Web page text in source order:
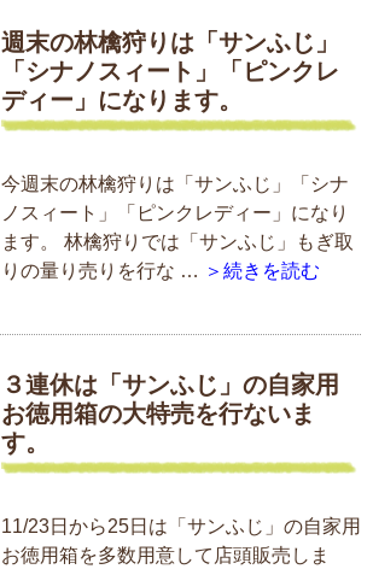
週末の林檎狩りは「サンふじ」
「シナノスィート」「ピンクレ
ディー」になります。
今週末の林檎狩りは「サンふじ」「シナ
ノスィート」「ピンクレディー」になり
ます。 林檎狩りでは「サンふじ」もぎ取
りの量り売りを行な … ＞続きを読む
３連休は「サンふじ」の自家用
お徳用箱の大特売を行ないま
す。
11/23日から25日は「サンふじ」の自家用
お徳用箱を多数用意して店頭販売しま